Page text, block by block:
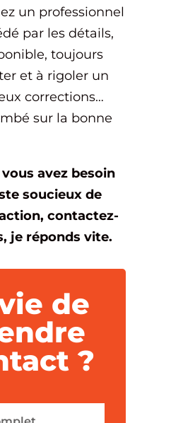
un professionnel
par les détails,
toujours
et à rigoler un
corrections…
sur la bonne
avez besoin
soucieux de
contactez-
je réponds vite.
de
?